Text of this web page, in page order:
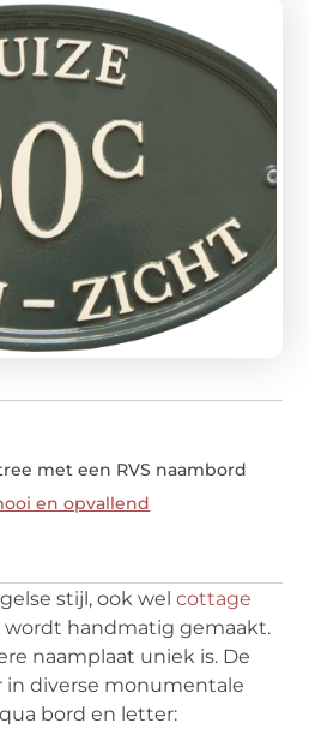
met een RVS naambord
en opvallend
stijl, ook welcottage
wordt handmatig gemaakt.
naamplaat uniek is. De
in diverse monumentale
bord en letter: